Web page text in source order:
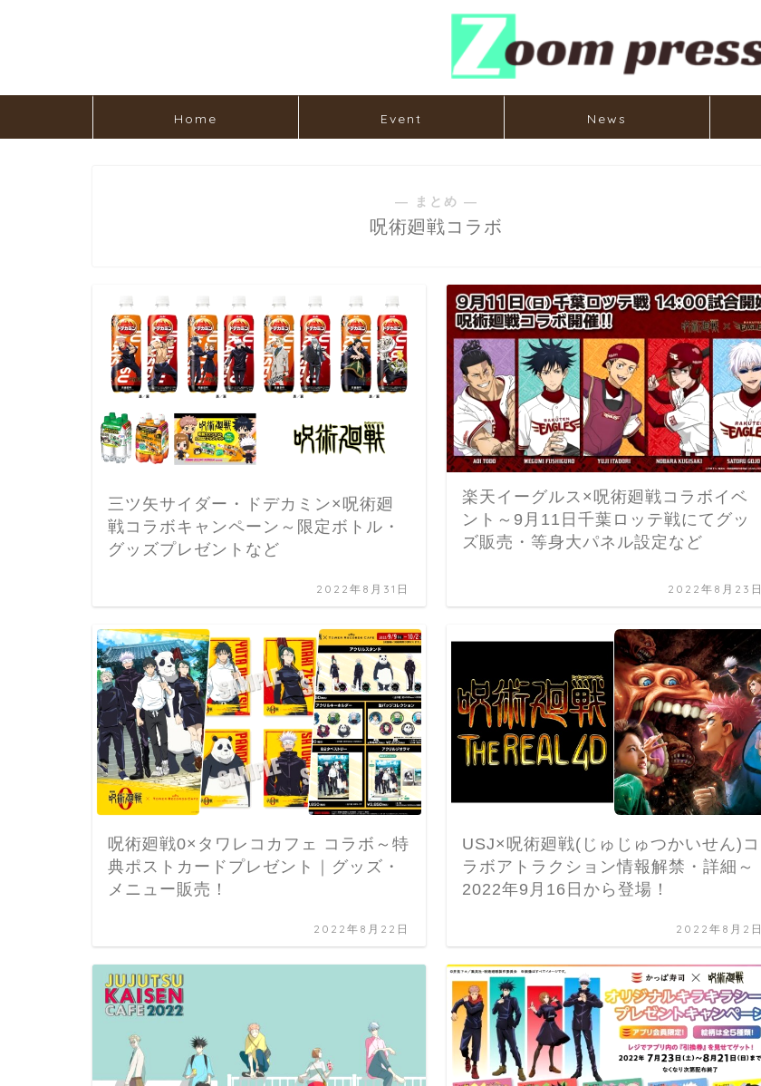
Home Event News
― まとめ ―
呪術廻戦コラボ
三ツ矢サイダー・ドデカミン×呪術廻
戦コラボキャンペーン～限定ボトル・
グッズプレゼントなど
2022年8月31日
楽天イーグルス×呪術廻戦コラボイベ
ント～9月11日千葉ロッテ戦にてグッ
ズ販売・等身大パネル設定など
2022年8月23日
呪術廻戦0×タワレコカフェ コラボ～特
典ポストカードプレゼント｜グッズ・
メニュー販売！
2022年8月22日
USJ×呪術廻戦(じゅじゅつかいせん)コ
ラボアトラクション情報解禁・詳細～
2022年9月16日から登場！
2022年8月2日